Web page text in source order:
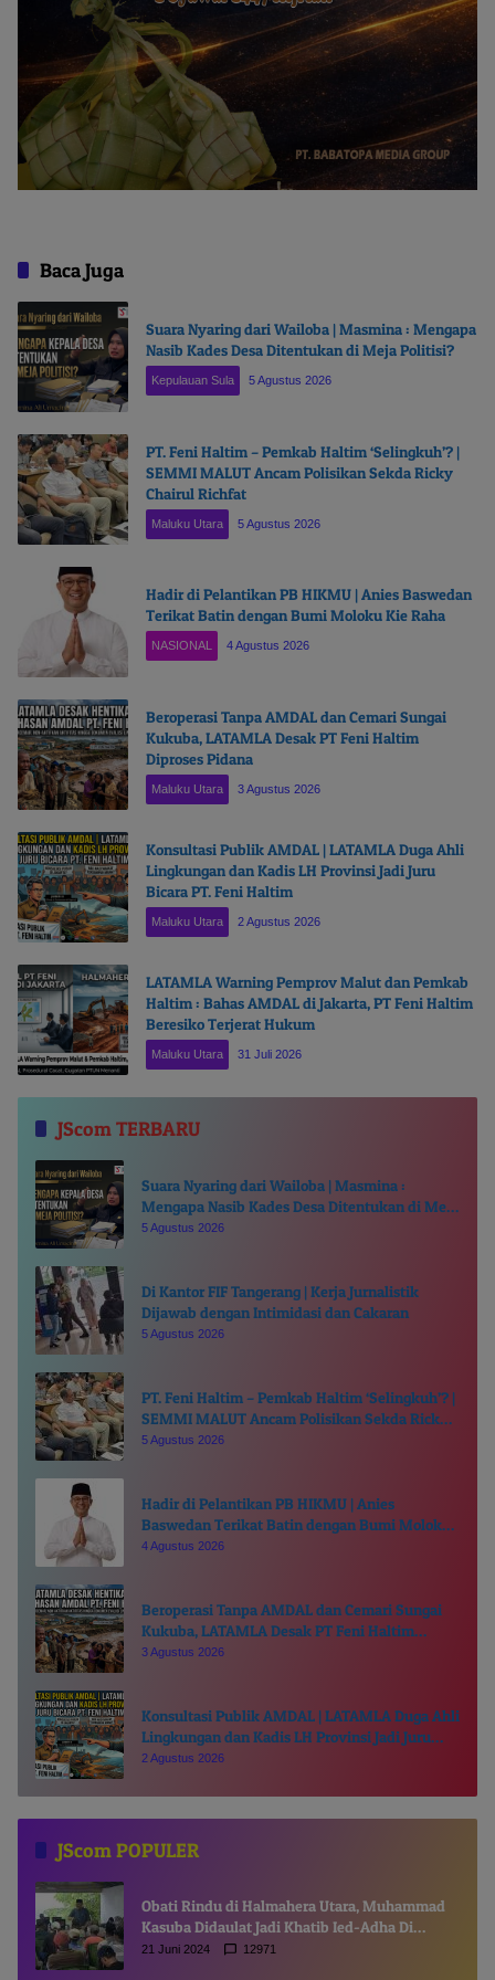
Baca Juga
Suara Nyaring dari Wailoba | Masmina : Mengapa
Nasib Kades Desa Ditentukan di Meja Politisi?
Kepulauan Sula 5 Agustus 2026
PT. Feni Haltim – Pemkab Haltim ‘Selingkuh’? |
SEMMI MALUT Ancam Polisikan Sekda Ricky
Chairul Richfat
Maluku Utara 5 Agustus 2026
Hadir di Pelantikan PB HIKMU | Anies Baswedan
Terikat Batin dengan Bumi Moloku Kie Raha
NASIONAL 4 Agustus 2026
Beroperasi Tanpa AMDAL dan Cemari Sungai
Kukuba, LATAMLA Desak PT Feni Haltim
Diproses Pidana
Maluku Utara 3 Agustus 2026
Konsultasi Publik AMDAL | LATAMLA Duga Ahli
Lingkungan dan Kadis LH Provinsi Jadi Juru
Bicara PT. Feni Haltim
Maluku Utara 2 Agustus 2026
LATAMLA Warning Pemprov Malut dan Pemkab
Haltim : Bahas AMDAL di Jakarta, PT Feni Haltim
Beresiko Terjerat Hukum
Maluku Utara 31 Juli 2026
JScom TERBARU
Suara Nyaring dari Wailoba | Masmina :
Mengapa Nasib Kades Desa Ditentukan di Meja
Politisi?
5 Agustus 2026
Di Kantor FIF Tangerang | Kerja Jurnalistik
Dijawab dengan Intimidasi dan Cakaran
5 Agustus 2026
PT. Feni Haltim – Pemkab Haltim ‘Selingkuh’? |
SEMMI MALUT Ancam Polisikan Sekda Ricky
Chairul Richfat
5 Agustus 2026
Hadir di Pelantikan PB HIKMU | Anies
Baswedan Terikat Batin dengan Bumi Moloku
Kie Raha
4 Agustus 2026
Beroperasi Tanpa AMDAL dan Cemari Sungai
Kukuba, LATAMLA Desak PT Feni Haltim
Diproses Pidana
3 Agustus 2026
Konsultasi Publik AMDAL | LATAMLA Duga Ahli
Lingkungan dan Kadis LH Provinsi Jadi Juru
Bicara PT. Feni Haltim
2 Agustus 2026
JScom POPULER
Obati Rindu di Halmahera Utara, Muhammad
Kasuba Didaulat Jadi Khatib Ied-Adha Di
Gamsungi
21 Juni 2024 12971